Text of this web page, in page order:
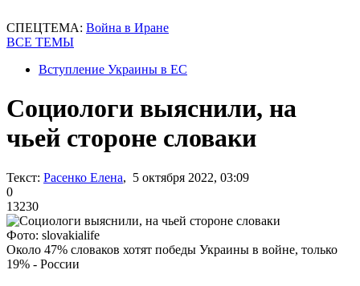
СПЕЦТЕМА: Война в Иране
ВСЕ ТЕМЫ
Вступление Украины в ЕС
Социологи выяснили, на
чьей стороне словаки
Текст: Расенко Елена, 5 октября 2022, 03:09
0
13230
Фото: slovakialife
Около 47% словаков хотят победы Украины в войне, только
19% - России